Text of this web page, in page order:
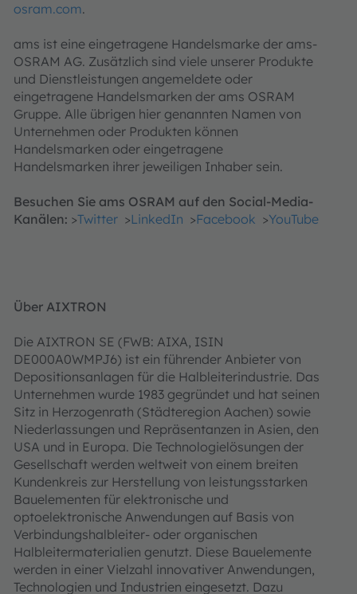
osram.com.
ams ist eine eingetragene Handelsmarke der ams-
OSRAM AG. Zusätzlich sind viele unserer Produkte
und Dienstleistungen angemeldete oder
eingetragene Handelsmarken der ams OSRAM
Gruppe. Alle übrigen hier genannten Namen von
Unternehmen oder Produkten können
Handelsmarken oder eingetragene
Handelsmarken ihrer jeweiligen Inhaber sein.
Besuchen Sie ams OSRAM auf den Social-Media-
Kanälen: >Twitter >LinkedIn >Facebook >YouTube
Über AIXTRON
Die AIXTRON SE (FWB: AIXA, ISIN
DE000A0WMPJ6) ist ein führender Anbieter von
Depositionsanlagen für die Halbleiterindustrie. Das
Unternehmen wurde 1983 gegründet und hat seinen
Sitz in Herzogenrath (Städteregion Aachen) sowie
Niederlassungen und Repräsentanzen in Asien, den
USA und in Europa. Die Technologielösungen der
Gesellschaft werden weltweit von einem breiten
Kundenkreis zur Herstellung von leistungsstarken
Bauelementen für elektronische und
optoelektronische Anwendungen auf Basis von
Verbindungshalbleiter- oder organischen
Halbleitermaterialien genutzt. Diese Bauelemente
werden in einer Vielzahl innovativer Anwendungen,
Technologien und Industrien eingesetzt. Dazu